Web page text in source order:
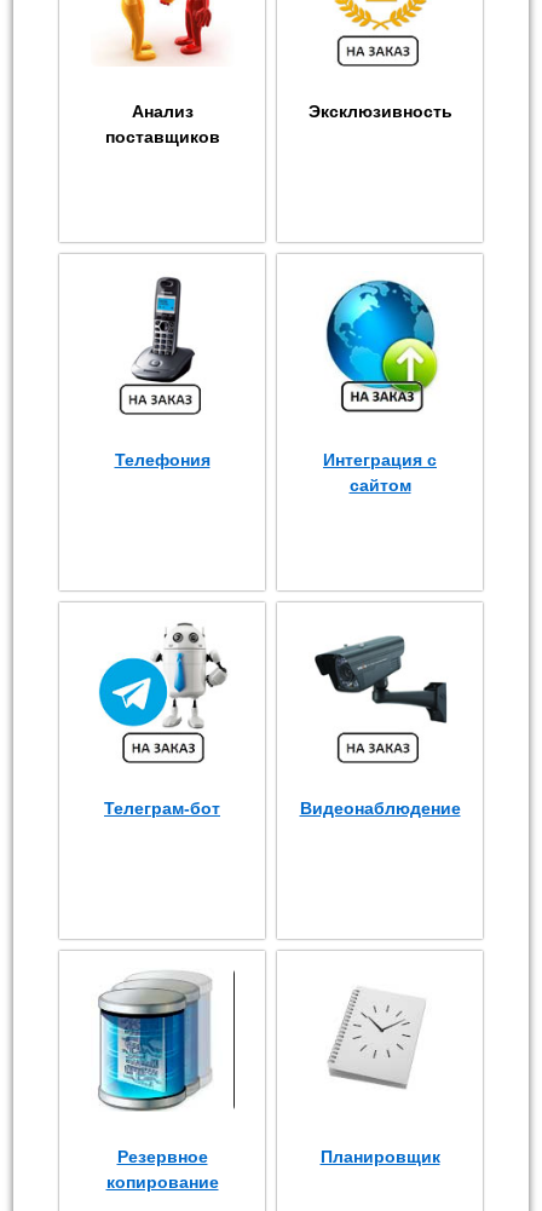
Анализ
поставщиков
Эксклюзивность
Телефония
Интеграция с
сайтом
Телеграм-бот Видеонаблюдение
Резервное
копирование
Планировщик